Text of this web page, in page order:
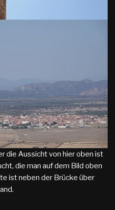
die Aussicht von hier oben ist
die man auf dem Bild oben
ist neben der Brücke über